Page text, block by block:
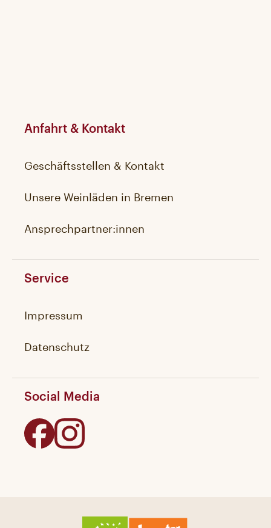
Anfahrt & Kontakt
Geschäftsstellen & Kontakt
Unsere Weinläden in Bremen
Ansprechpartner:innen
Service
Impressum
Datenschutz
Social Media